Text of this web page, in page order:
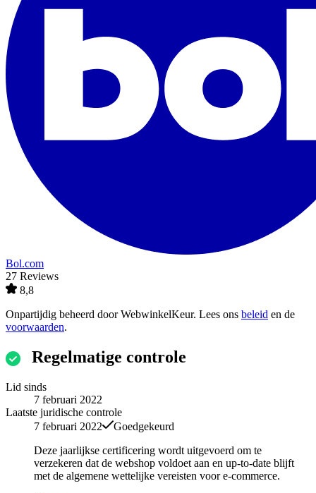
Bol.com
27 Reviews
8,8
Onpartijdig beheerd doorWebwinkelKeur. Lees ons beleid en de
voorwaarden.
Regelmatige controle
Lid sinds
7 februari 2022
Laatste juridische controle
7 februari 2022
Goedgekeurd
Deze jaarlijkse certificering wordt uitgevoerd om te
verzekeren dat de webshop voldoet aan en up-to-date blijft
met de algemene wettelijke vereisten voor e-commerce.